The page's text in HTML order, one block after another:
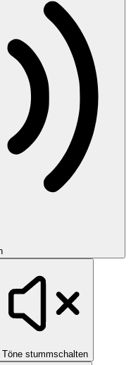
Töne stummschalten